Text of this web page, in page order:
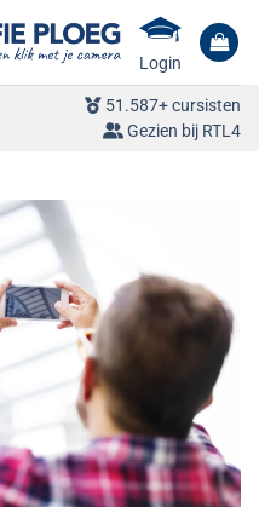
Login
51.587+ cursisten
Gezien bij RTL4